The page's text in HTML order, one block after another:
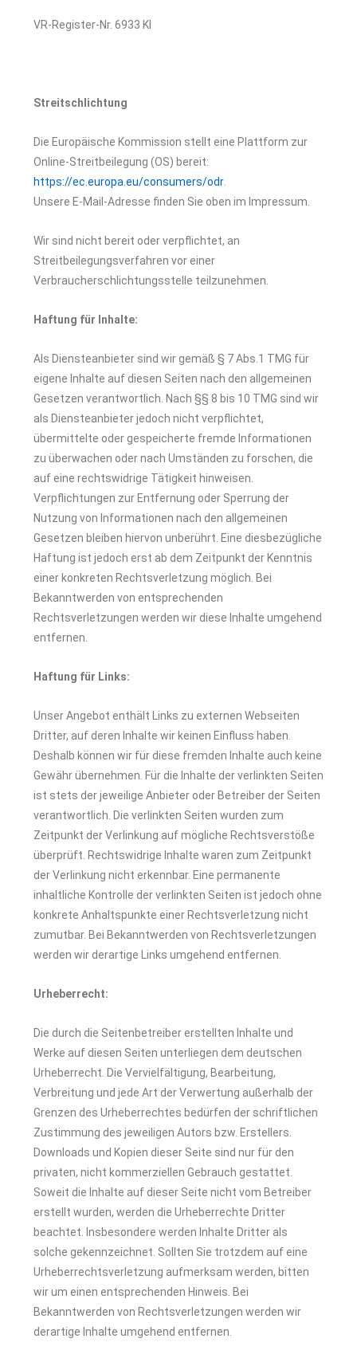
VR-Register-Nr. 6933 KI
Streitschlichtung
Die Europäische Kommission stellt eine Plattform zur
Online-Streitbeilegung (OS) bereit:
https://ec.europa.eu/consumers/odr
Unsere E-Mail-Adresse finden Sie oben im Impressum.
Wir sind nicht bereit oder verpflichtet, an
Streitbeilegungsverfahren vor einer
Verbraucherschlichtungsstelle teilzunehmen.
Haftung für Inhalte:
Als Diensteanbieter sind wir gemäß § 7 Abs.1 TMG für
eigene Inhalte auf diesen Seiten nach den allgemeinen
Gesetzen verantwortlich. Nach §§ 8 bis 10 TMG sind wir
als Diensteanbieter jedoch nicht verpflichtet,
übermittelte oder gespeicherte fremde Informationen
zu überwachen oder nach Umständen zu forschen, die
auf eine rechtswidrige Tätigkeit hinweisen.
Verpflichtungen zur Entfernung oder Sperrung der
Nutzung von Informationen nach den allgemeinen
Gesetzen bleiben hiervon unberührt. Eine diesbezügliche
Haftung ist jedoch erst ab dem Zeitpunkt der Kenntnis
einer konkreten Rechtsverletzung möglich. Bei
Bekanntwerden von entsprechenden
Rechtsverletzungen werden wir diese Inhalte umgehend
entfernen.
Haftung für Links:
Unser Angebot enthält Links zu externen Webseiten
Dritter, auf deren Inhalte wir keinen Einfluss haben.
Deshalb können wir für diese fremden Inhalte auch keine
Gewähr übernehmen. Für die Inhalte der verlinkten Seiten
ist stets der jeweilige Anbieter oder Betreiber der Seiten
verantwortlich. Die verlinkten Seiten wurden zum
Zeitpunkt der Verlinkung auf mögliche Rechtsverstöße
überprüft. Rechtswidrige Inhalte waren zum Zeitpunkt
der Verlinkung nicht erkennbar. Eine permanente
inhaltliche Kontrolle der verlinkten Seiten ist jedoch ohne
konkrete Anhaltspunkte einer Rechtsverletzung nicht
zumutbar. Bei Bekanntwerden von Rechtsverletzungen
werden wir derartige Links umgehend entfernen.
Urheberrecht:
Die durch die Seitenbetreiber erstellten Inhalte und
Werke auf diesen Seiten unterliegen dem deutschen
Urheberrecht. Die Vervielfältigung, Bearbeitung,
Verbreitung und jede Art der Verwertung außerhalb der
Grenzen des Urheberrechtes bedürfen der schriftlichen
Zustimmung des jeweiligen Autors bzw. Erstellers.
Downloads und Kopien dieser Seite sind nur für den
privaten, nicht kommerziellen Gebrauch gestattet.
Soweit die Inhalte auf dieser Seite nicht vom Betreiber
erstellt wurden, werden die Urheberrechte Dritter
beachtet. Insbesondere werden Inhalte Dritter als
solche gekennzeichnet. Sollten Sie trotzdem auf eine
Urheberrechtsverletzung aufmerksam werden, bitten
wir um einen entsprechenden Hinweis. Bei
Bekanntwerden von Rechtsverletzungen werden wir
derartige Inhalte umgehend entfernen.